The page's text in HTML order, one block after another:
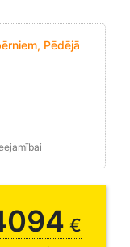
Pēdējā
€